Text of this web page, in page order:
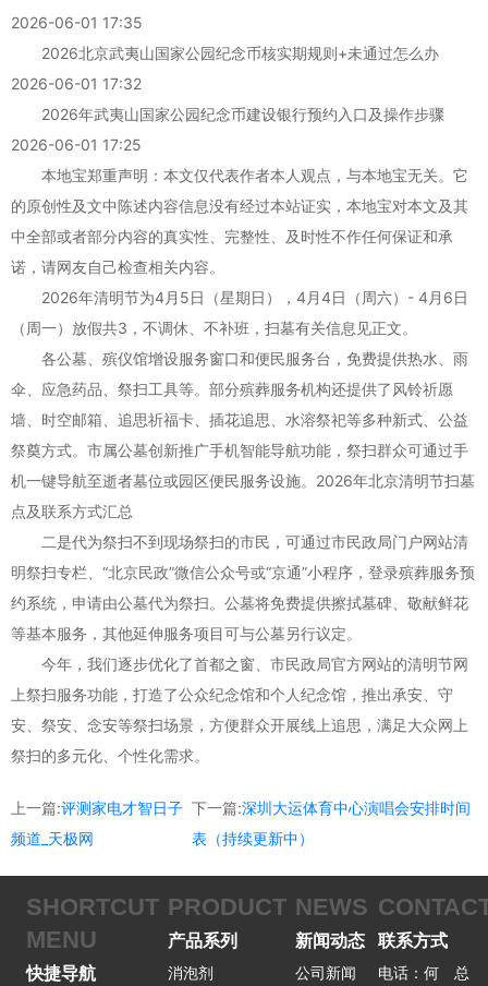
2026-06-01 17:35
2026北京武夷山国家公园纪念币核实期规则+未通过怎么办
2026-06-01 17:32
2026年武夷山国家公园纪念币建设银行预约入口及操作步骤
2026-06-01 17:25
本地宝郑重声明：本文仅代表作者本人观点，与本地宝无关。它
的原创性及文中陈述内容信息没有经过本站证实，本地宝对本文及其
中全部或者部分内容的真实性、完整性、及时性不作任何保证和承
诺，请网友自己检查相关内容。
2026年清明节为4月5日（星期日），4月4日（周六）- 4月6日
（周一）放假共3，不调休、不补班，扫墓有关信息见正文。
各公墓、殡仪馆增设服务窗口和便民服务台，免费提供热水、雨
伞、应急药品、祭扫工具等。部分殡葬服务机构还提供了风铃祈愿
墙、时空邮箱、追思祈福卡、插花追思、水溶祭祀等多种新式、公益
祭奠方式。市属公墓创新推广手机智能导航功能，祭扫群众可通过手
机一键导航至逝者墓位或园区便民服务设施。2026年北京清明节扫墓
点及联系方式汇总
二是代为祭扫不到现场祭扫的市民，可通过市民政局门户网站清
明祭扫专栏、“北京民政”微信公众号或“京通”小程序，登录殡葬服务预
约系统，申请由公墓代为祭扫。公墓将免费提供擦拭墓碑、敬献鲜花
等基本服务，其他延伸服务项目可与公墓另行议定。
今年，我们逐步优化了首都之窗、市民政局官方网站的清明节网
上祭扫服务功能，打造了公众纪念馆和个人纪念馆，推出承安、守
安、祭安、念安等祭扫场景，方便群众开展线上追思，满足大众网上
祭扫的多元化、个性化需求。
上一篇:评测家电才智日子
频道_天极网
下一篇:深圳大运体育中心演唱会安排时间
表（持续更新中）
SHORTCUT
MENU
快捷导航
PRODUCT
产品系列
消泡剂
NEWS
新闻动态
公司新闻
联系方式
电话：何 总